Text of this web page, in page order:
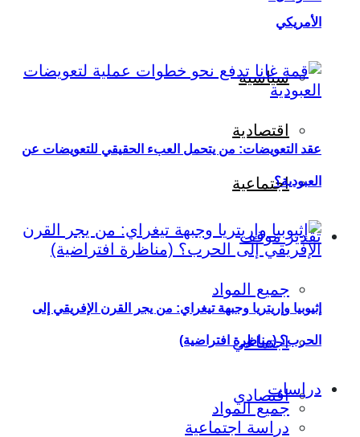
سياسية
اقتصادية
اجتماعية
تقدير موقف
جميع المواد
اجتماعي
اقتصادي
الأمريكي
عقد التعويضات: من يتحمل العبء الحقيقي للتعويضات عن
العبودية؟
إثيوبيا وإريتريا وجبهة تيغراي: من يجر القرن الإفريقي إلى
الحرب؟ (مناظرة افتراضية)
دراسات
جميع المواد
دراسة اجتماعية